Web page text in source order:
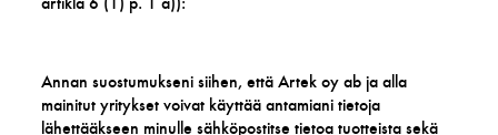
Annan suostumukseni siihen, että Artek oy ab ja alla
mainitut yritykset voivat käyttää antamiani tietoja
lähettääkseen minulle sähköpostitse tietoa tuotteista sekä